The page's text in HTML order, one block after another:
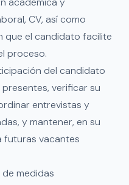
CV, así como
que el candidato facilite
proceso.
del candidato
verificar su
entrevistas y
y mantener, en su
futuras vacantes
de medidas